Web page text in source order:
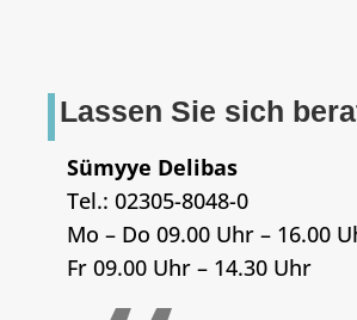
Lassen Sie sich
Sümyye Delibas
Tel.: 02305-8048-0
Mo – Do 09.00 Uhr – 16.00
Fr 09.00 Uhr – 14.30 Uhr